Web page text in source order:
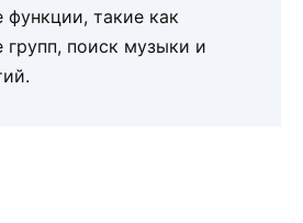
функции, такие как
групп, поиск музыки и